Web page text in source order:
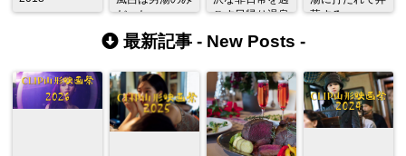
だった
ごす日帰り温泉
華する
最新記事 - New Posts -